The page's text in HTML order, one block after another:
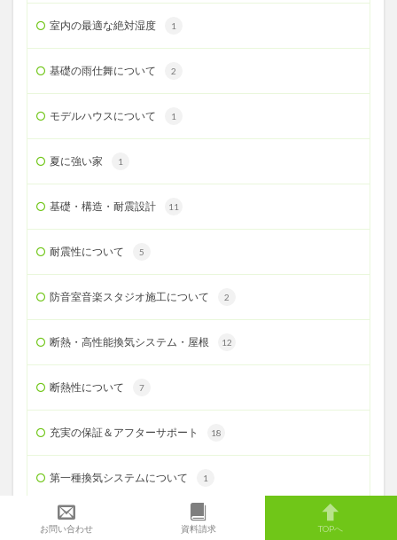
室内の最適な絶対湿度 1
基礎の雨仕舞について 2
モデルハウスについて 1
夏に強い家 1
基礎・構造・耐震設計 11
耐震性について 5
防音室音楽スタジオ施工について 2
断熱・高性能換気システム・屋根 12
断熱性について 7
充実の保証＆アフターサポート 18
第一種換気システムについて 1
制振ダンパーについて
お問い合わせ 資料請求 TOPへ